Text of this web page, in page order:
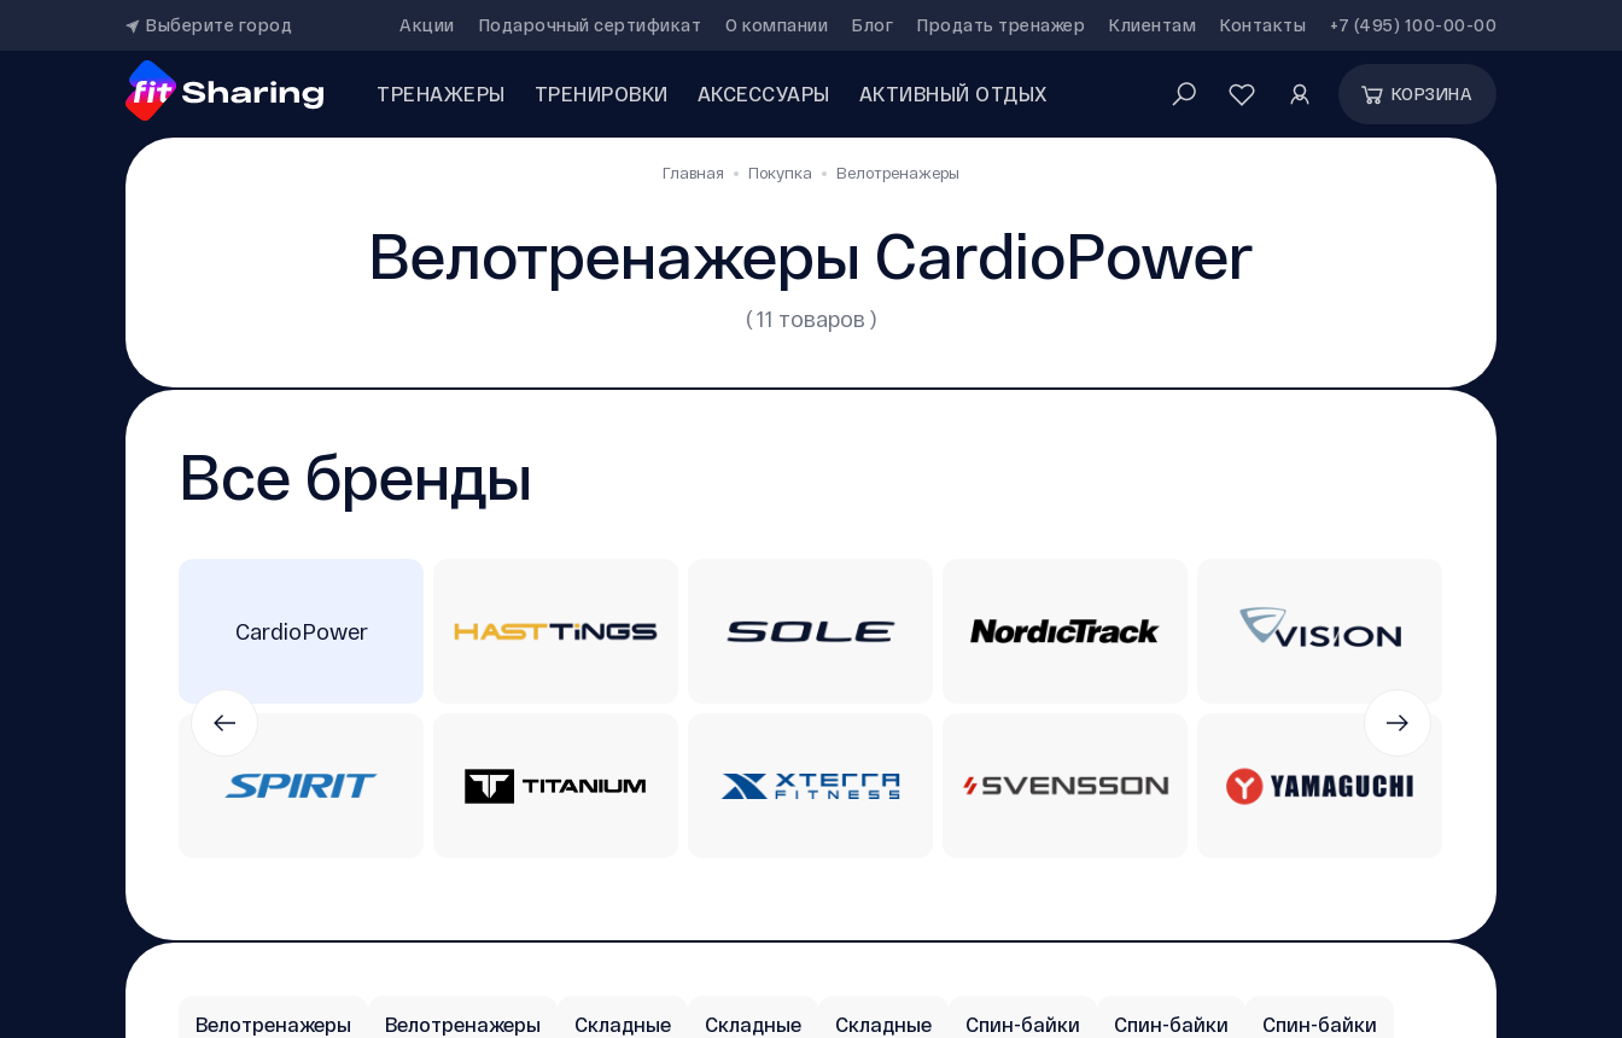
Выберите город Акции Подарочный сертификат О компании Блог Продать тренажер Клиентам Контакты +7 (495) 100-00-00
ТРЕНАЖЕРЫ ТРЕНИРОВКИ АКСЕССУАРЫ АКТИВНЫЙ ОТДЫХ КОРЗИНА
Главная Покупка Велотренажеры
Велотренажеры CardioPower
( 11 товаров )
Все бренды
CardioPower
Велотренажеры Велотренажеры Складные Складные Складные Спин-байки Спин-байки Спин-байки